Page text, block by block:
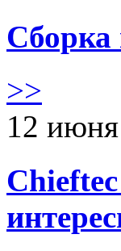
Сборка
>>
12